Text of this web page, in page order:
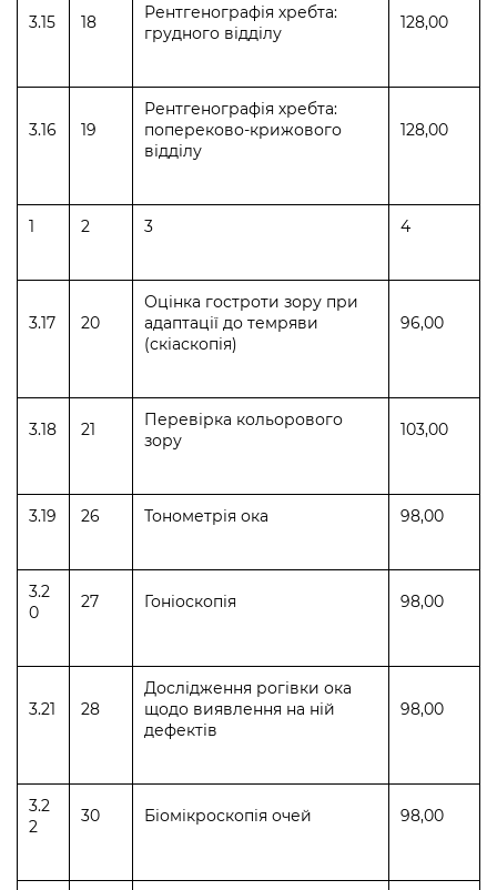
3.15 18
Рентгенографія хребта:
грудного відділу
128,00
3.16 19
Рентгенографія хребта:
попереково-крижового
відділу
128,00
1 2 3 4
3.17 20
Оцінка гостроти зору при
адаптації до темряви
(скіаскопія)
96,00
3.18 21
Перевірка кольорового
зору
103,00
3.19 26 Тонометрія ока 98,00
3.2
0
27 Гоніоскопія 98,00
3.21 28
Дослідження рогівки ока
щодо виявлення на ній
дефектів
98,00
3.2
2
30 Біомікроскопія очей 98,00